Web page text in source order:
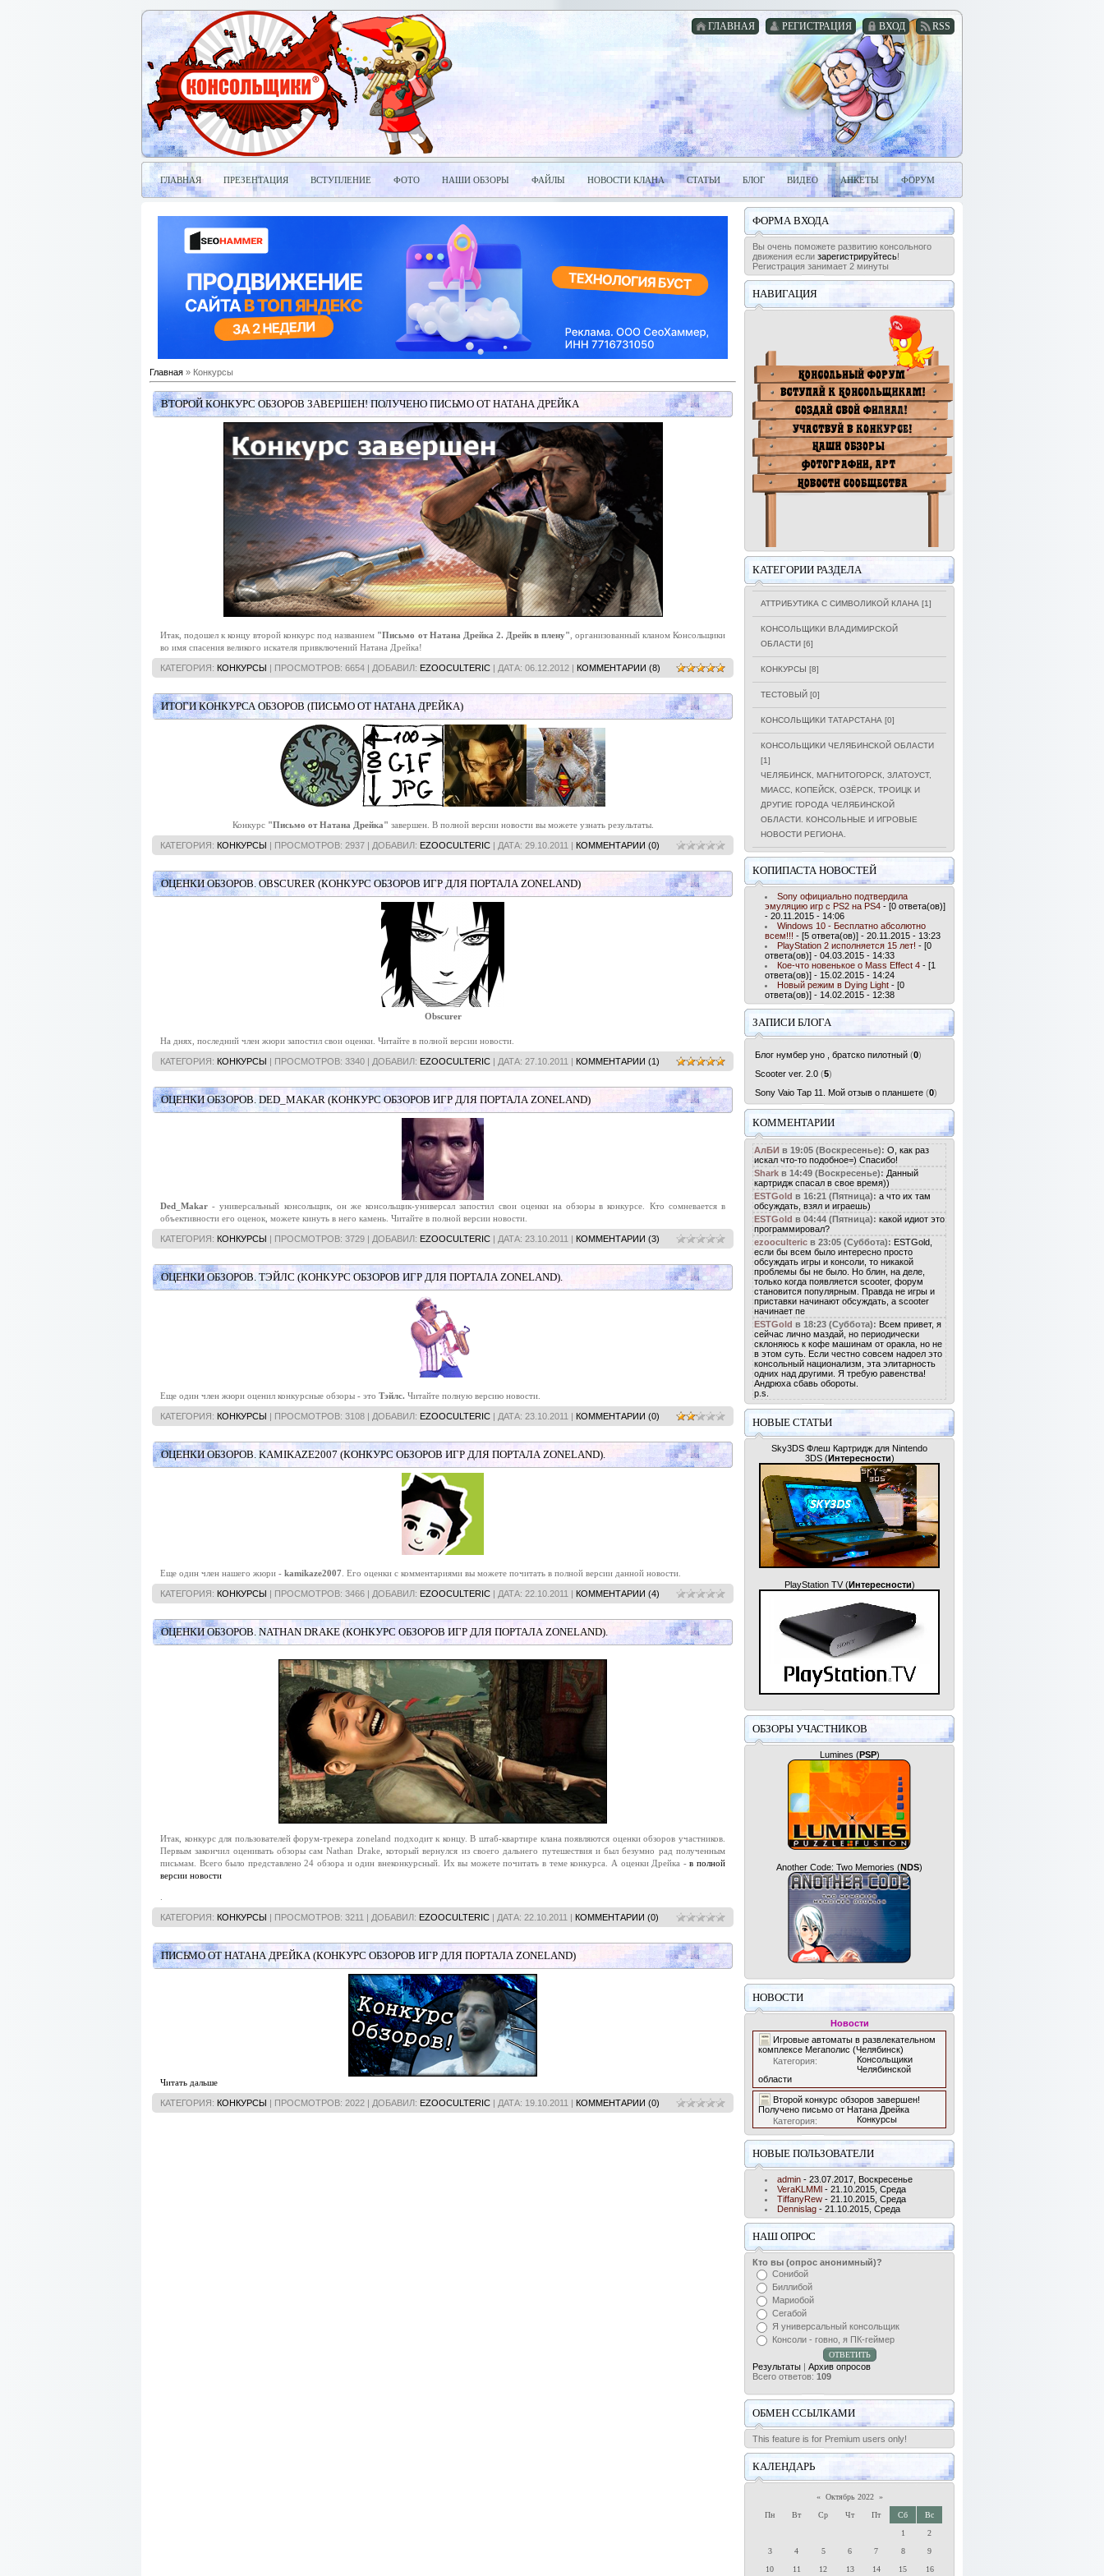
RSS
ВХОД
РЕГИСТРАЦИЯ
ГЛАВНАЯ
ГЛАВНАЯ ПРЕЗЕНТАЦИЯ ВСТУПЛЕНИЕ ФОТО НАШИ ОБЗОРЫ ФАЙЛЫ НОВОСТИ КЛАНА СТАТЬИ БЛОГ ВИДЕО АНКЕТЫ ФОРУМ
Главная » Конкурсы
ВТОРОЙ КОНКУРС ОБЗОРОВ ЗАВЕРШЕН! ПОЛУЧЕНО ПИСЬМО ОТ НАТАНА ДРЕЙКА
Итак, подошел к концу второй конкурс под названием "Письмо от Натана Дрейка 2. Дрейк в плену" , организованный кланом Консольщики
во имя спасения великого искателя привключений Натана Дрейка!
КАТЕГОРИЯ: КОНКУРСЫ | ПРОСМОТРОВ: 6654 | ДОБАВИЛ: EZOOCULTERIC | ДАТА: 06.12.2012 | КОММЕНТАРИИ (8)
ИТОГИ КОНКУРСА ОБЗОРОВ (ПИСЬМО ОТ НАТАНА ДРЕЙКА)
Конкурс "Письмо от Натана Дрейка" завершен. В полной версии новости вы можете узнать результаты.
КАТЕГОРИЯ: КОНКУРСЫ | ПРОСМОТРОВ: 2937 | ДОБАВИЛ: EZOOCULTERIC | ДАТА: 29.10.2011 | КОММЕНТАРИИ (0)
ОЦЕНКИ ОБЗОРОВ. OBSCURER (КОНКУРС ОБЗОРОВ ИГР ДЛЯ ПОРТАЛА ZONELAND)
Obscurer
На днях, последний член жюри запостил свои оценки. Читайте в полной версии новости.
КАТЕГОРИЯ: КОНКУРСЫ | ПРОСМОТРОВ: 3340 | ДОБАВИЛ: EZOOCULTERIC | ДАТА: 27.10.2011 | КОММЕНТАРИИ (1)
ОЦЕНКИ ОБЗОРОВ. DED_MAKAR (КОНКУРС ОБЗОРОВ ИГР ДЛЯ ПОРТАЛА ZONELAND)
Ded_Makar- универсальный консольщик, он же консольщик-универсал запостил свои оценки на обзоры в конкурсе. Кто сомневается в
объективности его оценок, можете кинуть в него камень. Читайте в полной версии новости.
КАТЕГОРИЯ: КОНКУРСЫ | ПРОСМОТРОВ: 3729 | ДОБАВИЛ: EZOOCULTERIC | ДАТА: 23.10.2011 | КОММЕНТАРИИ (3)
ОЦЕНКИ ОБЗОРОВ. ТЭЙЛС (КОНКУРС ОБЗОРОВ ИГР ДЛЯ ПОРТАЛА ZONELAND).
Еще один член жюри оценил конкурсные обзоры - это Тэйлс. Читайте полную версию новости.
КАТЕГОРИЯ: КОНКУРСЫ | ПРОСМОТРОВ: 3108 | ДОБАВИЛ: EZOOCULTERIC | ДАТА: 23.10.2011 | КОММЕНТАРИИ (0)
ОЦЕНКИ ОБЗОРОВ. KAMIKAZE2007 (КОНКУРС ОБЗОРОВ ИГР ДЛЯ ПОРТАЛА ZONELAND).
Еще один член нашего жюри - kamikaze2007 . Его оценки с комментариями вы можете почитать в полной версии данной новости.
КАТЕГОРИЯ: КОНКУРСЫ | ПРОСМОТРОВ: 3466 | ДОБАВИЛ: EZOOCULTERIC | ДАТА: 22.10.2011 | КОММЕНТАРИИ (4)
ОЦЕНКИ ОБЗОРОВ. NATHAN DRAKE (КОНКУРС ОБЗОРОВ ИГР ДЛЯ ПОРТАЛА ZONELAND).
Итак, конкурс для пользователей форум-трекера zoneland подходит к концу. В штаб-квартире клана появляются оценки обзоров участников.
Первым закончил оценивать обзоры сам Nathan Drake, который вернулся из своего дальнего путешествия и был безумно рад полученным
письмам. Всего было представлено 24 обзора и один внеконкурсный. Их вы можете почитать в теме конкурса. А оценки Дрейка -в полной
версии новости
КАТЕГОРИЯ: КОНКУРСЫ | ПРОСМОТРОВ: 3211 | ДОБАВИЛ: EZOOCULTERIC | ДАТА: 22.10.2011 | КОММЕНТАРИИ (0)
ПИСЬМО ОТ НАТАНА ДРЕЙКА (КОНКУРС ОБЗОРОВ ИГР ДЛЯ ПОРТАЛА ZONELAND)
Читать дальше
КАТЕГОРИЯ: КОНКУРСЫ | ПРОСМОТРОВ: 2022 | ДОБАВИЛ: EZOOCULTERIC | ДАТА: 19.10.2011 | КОММЕНТАРИИ (0)
ФОРМА ВХОДА
Вы очень поможете развитию консольного
движения если зарегистрируйтесь!
Регистрация занимает 2 минуты
НАВИГАЦИЯ
КАТЕГОРИИ РАЗДЕЛА
АТТРИБУТИКА С СИМВОЛИКОЙ КЛАНА [1]
КОНСОЛЬЩИКИ ВЛАДИМИРСКОЙ
ОБЛАСТИ [6]
КОНКУРСЫ [8]
ТЕСТОВЫЙ [0]
КОНСОЛЬЩИКИ ТАТАРСТАНА [0]
КОНСОЛЬЩИКИ ЧЕЛЯБИНСКОЙ ОБЛАСТИ
[1]
ЧЕЛЯБИНСК, МАГНИТОГОРСК, ЗЛАТОУСТ,
МИАСС, КОПЕЙСК, ОЗЁРСК, ТРОИЦК И
ДРУГИЕ ГОРОДА ЧЕЛЯБИНСКОЙ
ОБЛАСТИ. КОНСОЛЬНЫЕ И ИГРОВЫЕ
НОВОСТИ РЕГИОНА.
КОПИПАСТА НОВОСТЕЙ
Sony официально подтвердила
эмуляцию игр с PS2 на PS4 - [0 ответа(ов)]
- 20.11.2015 - 14:06
Windows 10 - Бесплатно абсолютно
всем!!! - [5 ответа(ов)] - 20.11.2015 - 13:23
PlayStation 2 исполняется 15 лет! - [0
ответа(ов)] - 04.03.2015 - 14:33
Кое-что новенькое о Mass Effect 4 - [1
ответа(ов)] - 15.02.2015 - 14:24
Новый режим в Dying Light - [0
ответа(ов)] - 14.02.2015 - 12:38
ЗАПИСИ БЛОГА
Блог нумбер уно , братско пилотный (0)
Scooter ver. 2.0 (5)
Sony Vaio Tap 11. Мой отзыв о планшете (0)
КОММЕНТАРИИ
АлБИ в 19:05 (Воскресенье): О, как раз
искал что-то подобное=) Спасибо!
Shark в 14:49 (Воскресенье): Данный
картридж спасал в свое время))
ESTGold в 16:21 (Пятница): а что их там
обсуждать, взял и играешь)
ESTGold в 04:44 (Пятница): какой идиот это
программировал?
ezooculteric в 23:05 (Суббота): ESTGold,
если бы всем было интересно просто
обсуждать игры и консоли, то никакой
проблемы бы не было. Но блин, на деле,
только когда появляется scooter, форум
становится популярным. Правда не игры и
приставки начинают обсуждать, а scooter
начинает пе
ESTGold в 18:23 (Суббота): Всем привет, я
сейчас лично маздай, но периодически
склоняюсь к кофе машинам от оракла, но не
в этом суть. Если честно совсем надоел это
консольный национализм, эта элитарность
одних над другими. Я требую равенства!
Андрюха сбавь обороты.
p.s.
НОВЫЕ СТАТЬИ
Sky3DS Флеш Картридж для Nintendo
3DS (Интересности)
PlayStation TV(Интересности)
ОБЗОРЫ УЧАСТНИКОВ
Lumines (PSP)
Another Code: Two Memories (NDS)
НОВОСТИ
Новости
Игровые автоматы в развлекательном
комплексе Мегаполис (Челябинск)
Категория:
Консольщики
Челябинской
области
Второй конкурс обзоров завершен!
Получено письмо от Натана Дрейка
Категория:
Конкурсы
НОВЫЕ ПОЛЬЗОВАТЕЛИ
admin - 23.07.2017, Воскресенье
VeraKLMMl - 21.10.2015, Среда
TiffanyRew - 21.10.2015, Среда
Dennislag - 21.10.2015, Среда
НАШ ОПРОС
Кто вы (опрос анонимный)?
Сонибой
Биллибой
Мариобой
Сегабой
Я универсальный консольщик
Консоли - говно, я ПК-геймер
Результаты | Архив опросов
Всего ответов: 109
ОБМЕН ССЫЛКАМИ
This feature is for Premium users only!
КАЛЕНДАРЬ
« Октябрь 2022 »
Пн
Вт Ср Чт Пт Сб
Вс
1
2
3
4 5 6 7 8
9
10
11 12 13 14 15 16